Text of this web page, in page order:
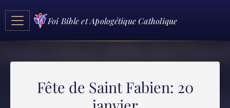
Foi Bible et Apologétique Catholique
Fête de Saint Fabien: 20